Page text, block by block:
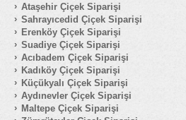
Ataşehir Çiçek Siparişi
Sahrayıcedid Çiçek Siparişi
Erenköy Çiçek Siparişi
Suadiye Çiçek Siparişi
Acıbadem Çiçek Siparişi
Kadıköy Çiçek Siparişi
Küçükyalı Çiçek Siparişi
Aydınevler Çiçek Siparişi
Maltepe Çiçek Siparişi